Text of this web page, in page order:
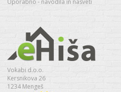
Vokabi d.o.o.
Kersnikova 26
1234 Mengeš